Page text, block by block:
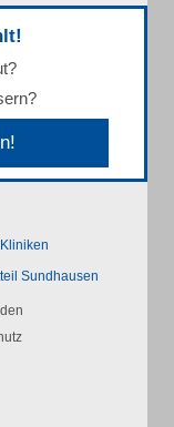
Sundhausen